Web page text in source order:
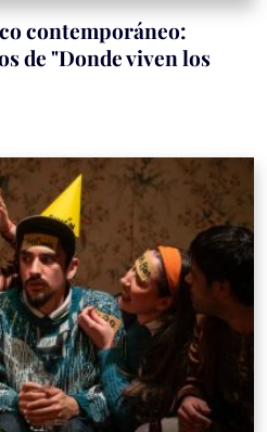
contemporáneo:
de "Donde viven los